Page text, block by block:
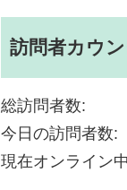
訪問者カウ
総訪問者数:
今日の訪問者数:
現在オンライン